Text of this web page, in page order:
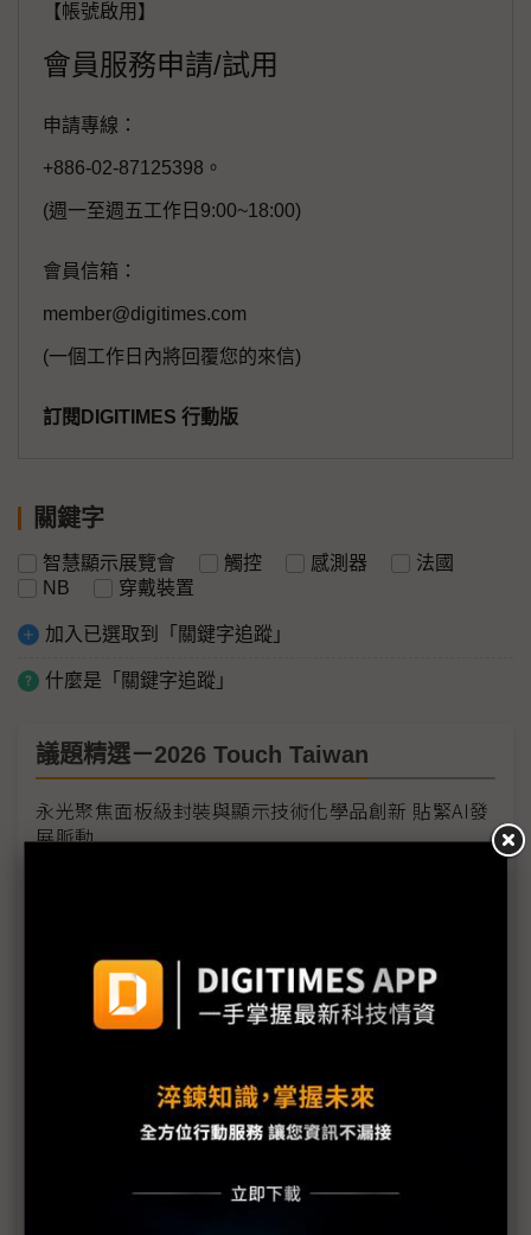
【帳號啟用】
會員服務申請/試用
申請專線：
+886-02-87125398。
(週一至週五工作日9:00~18:00)
會員信箱：
member@digitimes.com
(一個工作日內將回覆您的來信)
訂閱DIGITIMES 行動版
關鍵字
智慧顯示展覽會 觸控 感測器
法國
NB
穿戴裝置
加入已選取到「關鍵字追蹤」
什麼是「關鍵字追蹤」
議題精選－2026 Touch Taiwan
永光聚焦面板級封裝與顯示技術化學品創新 貼緊AI發
展脈動
Aledia發布FlexiNOVA 9V—全球首款9伏特操作Micro
NB、穿戴裝置都可應用
從單一元件競爭向系統整合 富采Touch Taiwan聚焦